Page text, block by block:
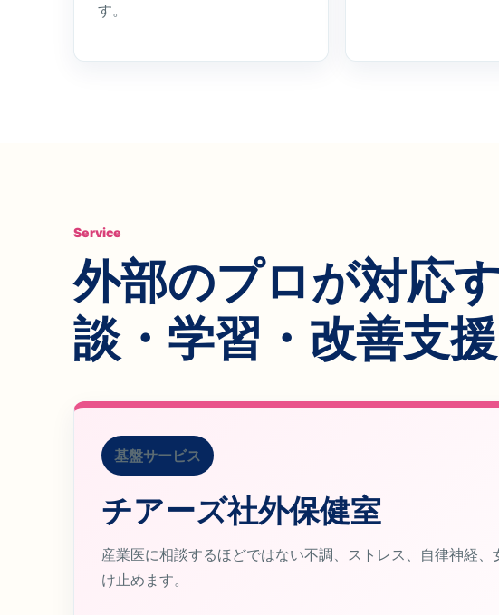
す。
Service
外部のプロが対応
談・学習・改善支援
基盤サービス
チアーズ社外保健室
産業医に相談するほどではない不調、ストレス、自律神経
け止めます。